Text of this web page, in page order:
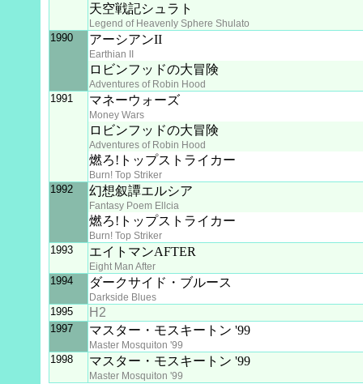
天空戦記シュラト
Legend of Heavenly Sphere Shulato
1990 アーシアンII
Earthian II
ロビンフッドの大冒険
Adventures of Robin Hood
1991 マネーウォーズ
Money Wars
ロビンフッドの大冒険
Adventures of Robin Hood
燃ろ!トップストライカー
Burn! Top Striker
1992 幻想叙譚エルシア
Fantasy Poem Ellcia
燃ろ!トップストライカー
Burn! Top Striker
1993 エイトマンAFTER
Eight Man After
1994 ダークサイド・ブルース
Darkside Blues
1995 H2
1997 マスター・モスキートン '99
Master Mosquiton '99
1998 マスター・モスキートン '99
Master Mosquiton '99